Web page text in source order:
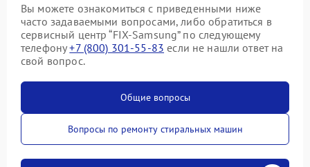
Вы можете ознакомиться с приведенными ниже
часто задаваемыми вопросами, либо обратиться в
сервисный центр “FIX-Samsung” по следующему
телефону+7 (800) 301-55-83 если не нашли ответ на
свой вопрос.
Общие вопросы
Вопросы по ремонту стиральных машин